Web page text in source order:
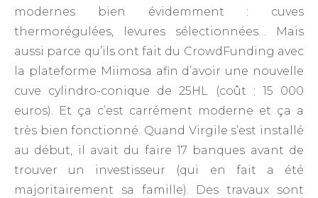
modernes bien évidemment : cuves
thermorégulées, levures sélectionnées… Mais
aussi parce qu’ils ont fait du CrowdFunding avec
la plateforme Miimosa afin d’avoir une nouvelle
cuve cylindro-conique de 25HL (coût : 15 000
euros). Et ça c’est carrément moderne et ça a
très bien fonctionné. Quand Virgile s’est installé
au début, il avait du faire 17 banques avant de
trouver un investisseur (qui en fait a été
majoritairement sa famille). Des travaux sont